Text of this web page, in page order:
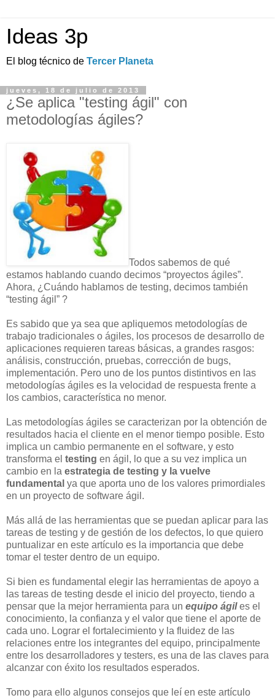
Ideas 3p
El blog técnico de Tercer Planeta
jueves, 18 de julio de 2013
¿Se aplica "testing ágil" con
metodologías ágiles?
Todos sabemos de qué
estamos hablando cuando decimos “proyectos ágiles”.
Ahora, ¿Cuándo hablamos de testing, decimos también
“testing ágil” ?
Es sabido que ya sea que apliquemos metodologías de
trabajo tradicionales o ágiles, los procesos de desarrollo de
aplicaciones requieren tareas básicas, a grandes rasgos:
análisis, construcción, pruebas, corrección de bugs,
implementación. Pero uno de los puntos distintivos en las
metodologías ágiles es la velocidad de respuesta frente a
los cambios, característica no menor.
Las metodologías ágiles se caracterizan por la obtención de
resultados hacia el cliente en el menor tiempo posible. Esto
implica un cambio permanente en el software, y esto
transforma el testing en ágil, lo que a su vez implica un
cambio en la estrategia de testing y la vuelve
fundamental ya que aporta uno de los valores primordiales
en un proyecto de software ágil.
Más allá de las herramientas que se puedan aplicar para las
tareas de testing y de gestión de los defectos, lo que quiero
puntualizar en este artículo es la importancia que debe
tomar el tester dentro de un equipo.
Si bien es fundamental elegir las herramientas de apoyo a
las tareas de testing desde el inicio del proyecto, tiendo a
pensar que la mejor herramienta para un equipo ágiles el
conocimiento, la confianza y el valor que tiene el aporte de
cada uno. Lograr el fortalecimiento y la fluidez de las
relaciones entre los integrantes del equipo, principalmente
entre los desarrolladores y testers, es una de las claves para
alcanzar con éxito los resultados esperados.
Tomo para ello algunos consejos que leí en este artículo